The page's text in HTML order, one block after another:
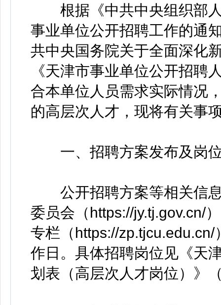
根据《中共中央组织部人
事业单位公开招聘工作的通
共中央国务院关于全面深化
《天津市事业单位公开招聘
合本单位人员需求实际情况
的高层次人才，现将有关事
一、招聘方案发布及岗
公开招聘方案等相关信息
委员会（https://jy.tj.gov.cn/
专栏（https://
作日。具体招聘岗位见《天
划表（高层次人才岗位）》